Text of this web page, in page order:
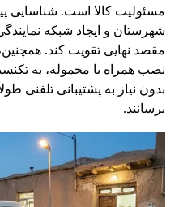
مسئولیت کالا است. شناسایی
شهرستان و ایجاد شبکه
مقصد نهایی تقویت کند.
نصب همراه با محموله، به
بدون نیاز به پشتیبانی تلفنی
برسانند.